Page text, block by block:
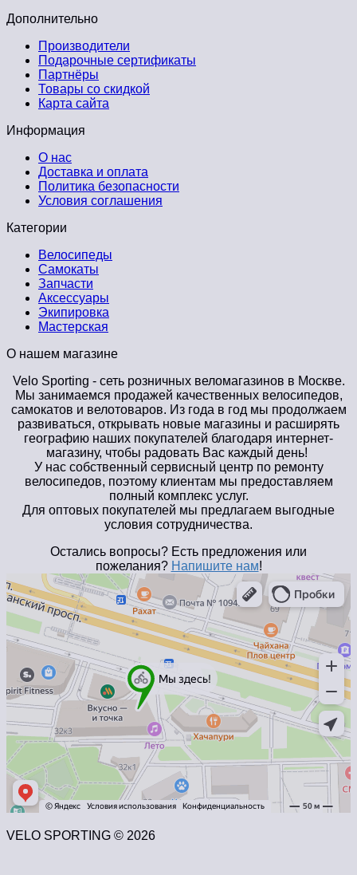
Дополнительно
Производители
Подарочные сертификаты
Партнёры
Товары со скидкой
Карта сайта
Информация
О нас
Доставка и оплата
Политика безопасности
Условия соглашения
Категории
Велосипеды
Самокаты
Запчасти
Аксессуары
Экипировка
Мастерская
О нашем магазине
Velo Sporting - сеть розничных веломагазинов в Москве.
Мы занимаемся продажей качественных велосипедов,
самокатов и велотоваров. Из года в год мы продолжаем
развиваться, открывать новые магазины и расширять
географию наших покупателей благодаря интернет-
магазину, чтобы радовать Вас каждый день!
У нас собственный сервисный центр по ремонту
велосипедов, поэтому клиентам мы предоставляем
полный комплекс услуг.
Для оптовых покупателей мы предлагаем выгодные
условия сотрудничества.
Остались вопросы? Есть предложения или
пожелания? Напишите нам!
VELO SPORTING © 2026